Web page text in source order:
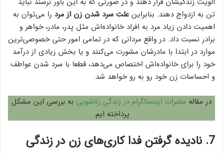
تن به ازدواج دهند. بنابراین علت سرد شدن زن از مرد را می‌توان به
اهمیت دادن زیاد مرد به افراد خانواده‌اش مثل پدر، مادر، خواهر و
برادر نسبت داد. در واقع مردانی که در تمامی امور حتی خصوصی‌ترین
موارد در ابتدا با مادرشان مشورت می‌کنند و یا بخش زیادی از درآمد
خود را برای خانواده‌اش اختصاص می‌دهد، قطعا با سرد شدن عواطف
و احساسات زن خود رو به رو خواهد شد.
در مقاله مضرات اینستاگرام در زندگی زناشویی به بررسی این مشکل
پرداخته ایم.
7. نادیده گرفتن فدا کاری‌های زن در زندگی